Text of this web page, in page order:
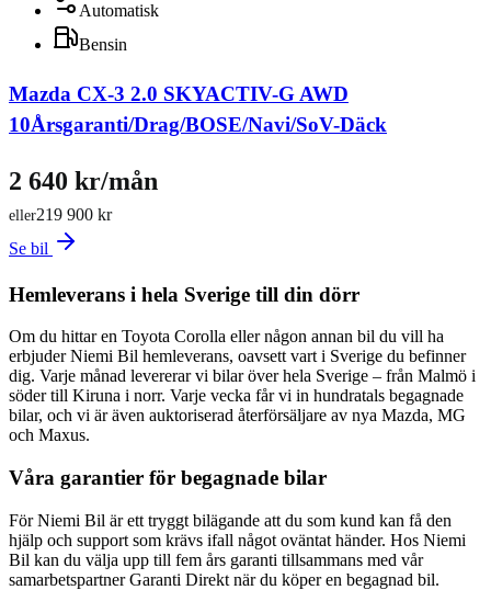
Automatisk
Bensin
Mazda CX-3 2.0 SKYACTIV-G AWD
10Årsgaranti/Drag/BOSE/Navi/SoV-Däck
219 900 kr
eller
2 640 kr/mån
Se bil
Hemleverans i hela Sverige till din dörr
Om du hittar en Toyota Corolla eller någon annan bil du vill ha
erbjuder Niemi Bil hemleverans, oavsett vart i Sverige du befinner
dig. Varje månad levererar vi bilar över hela Sverige – från Malmö i
söder till Kiruna i norr. Varje vecka får vi in hundratals begagnade
bilar, och vi är även auktoriserad återförsäljare av nya Mazda, MG
och Maxus.
Våra garantier för begagnade bilar
För Niemi Bil är ett tryggt bilägande att du som kund kan få den
hjälp och support som krävs ifall något oväntat händer. Hos Niemi
Bil kan du välja upp till fem års garanti tillsammans med vår
samarbetspartner Garanti Direkt när du köper en begagnad bil.